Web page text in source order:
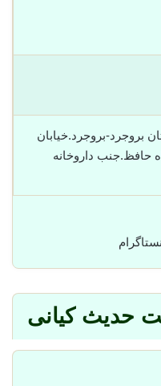
بروجرد-بروجرد.خیابان
حافظ.جنب داروخانه
حدیث کیانی